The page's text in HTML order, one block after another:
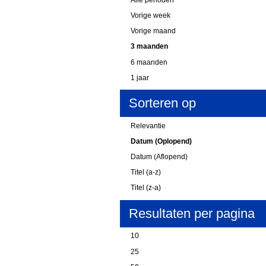
Vorige week
Vorige maand
3 maanden
6 maanden
1 jaar
Sorteren op
Relevantie
Datum (Oplopend)
Datum (Aflopend)
Titel (a-z)
Titel (z-a)
Resultaten per pagina
10
25